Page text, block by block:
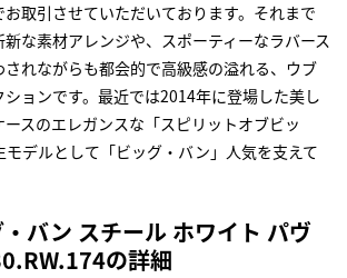
取引させていただいております。それまで
な素材アレンジや、スポーティーなラバース
されながらも都会的で高級感の溢れる、ウブ
ョンです。最近では2014年に登場した美し
スのエレガンスな「スピリットオブビッ
デルとして「ビッグ・バン」人気を支えて
バン スチール ホワイト パヴ
の詳細